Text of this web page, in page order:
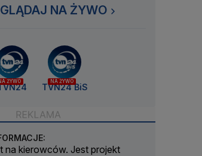
NA ŻYWO
ŻYWO NA ŻYWO
TVN24 BiS
na kierowców. Jest projekt